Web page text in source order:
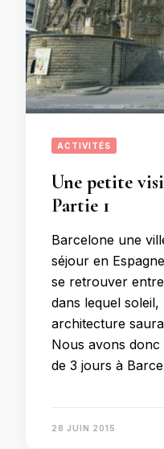
ACTIVITÉS
Une petite
Partie 1
Barcelone une
séjour en
se retrouver
dans lequel
architecture
Nous avons
de 3 jours à
28 JUIN 2015